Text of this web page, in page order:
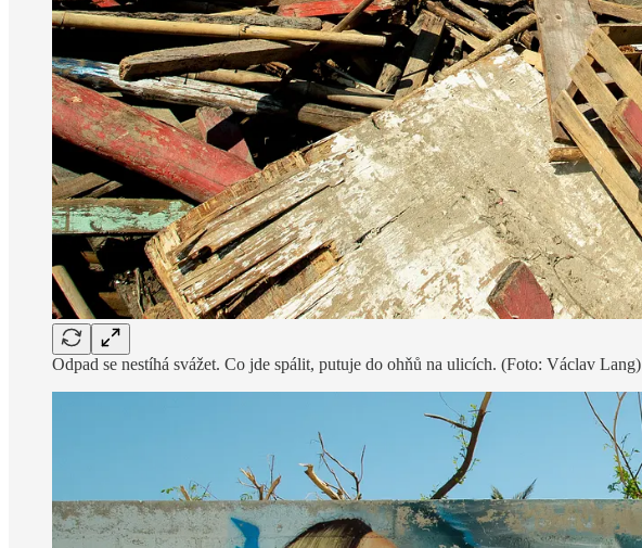
Odpad se nestíhá svážet. Co jde spálit, putuje do ohňů na ulicích. (Foto: Václav Lang)